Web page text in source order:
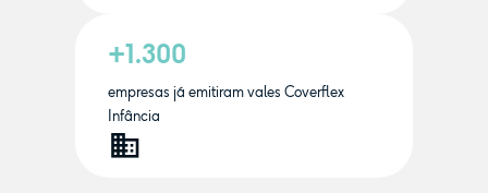
+1.300
empresas já emitiram vales Coverflex
Infância